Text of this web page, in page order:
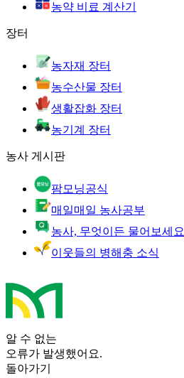
농약 비료 계산기
장터
농자재 장터
농수산물 장터
생활잡화 장터
농기계 장터
농사 게시판
팜모닝공식
매일매일 농사공부
농사, 무엇이든 물어보세요
이웃들의 병해충 소식
알 수 없는
오류가 발생했어요.
돌아가기